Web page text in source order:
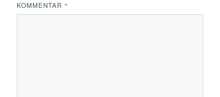
KOMMENTAR *